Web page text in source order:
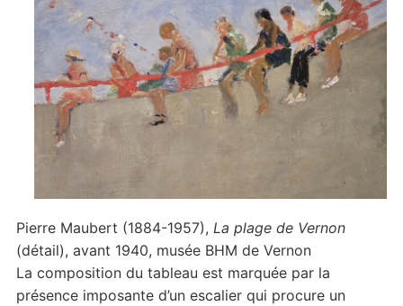
Pierre Maubert (1884-1957), La plage de Vernon
(détail), avant 1940, musée BHM de Vernon
La composition du tableau est marquée par la
présence imposante d’un escalier qui procure un